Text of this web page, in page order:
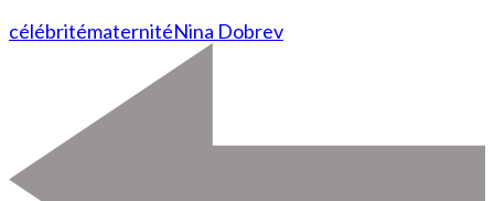
célébritématernitéNina Dobrev